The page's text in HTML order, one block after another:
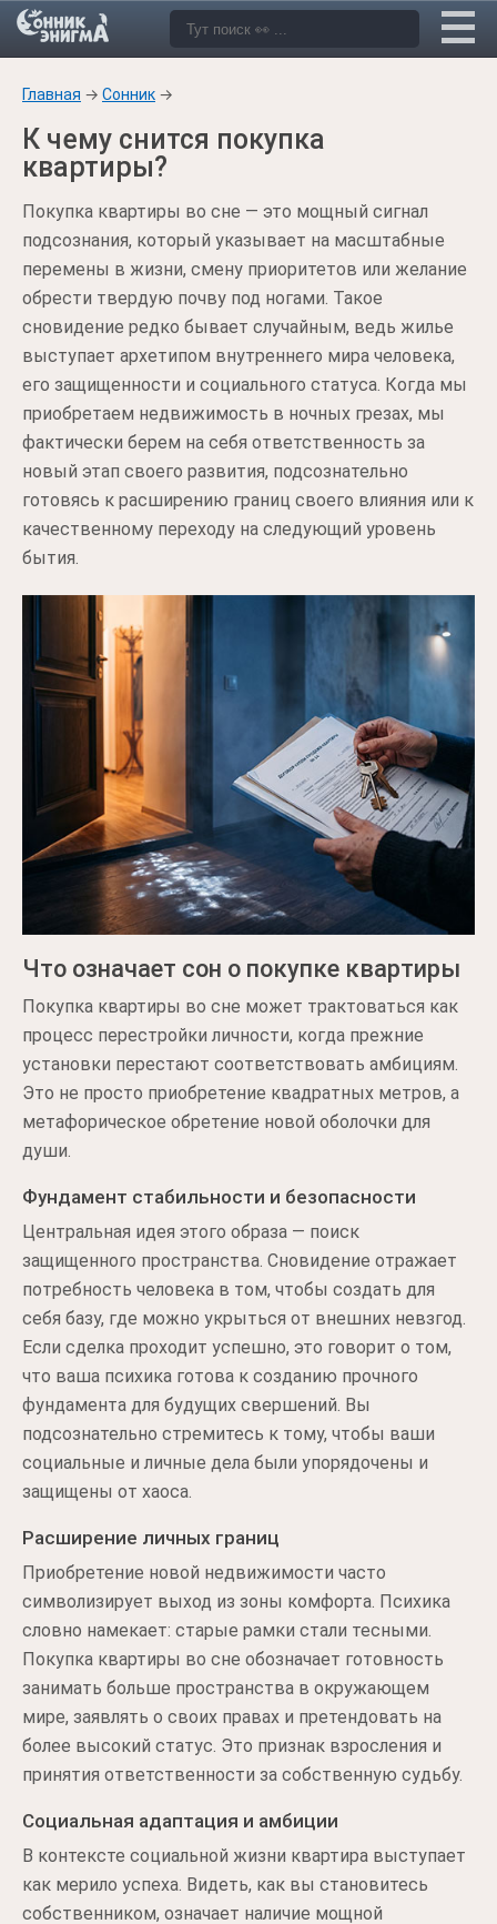
Главная → Сонник →
К чему снится покупка
квартиры?
Покупка квартиры во сне — это мощный сигнал
подсознания, который указывает на масштабные
перемены в жизни, смену приоритетов или желание
обрести твердую почву под ногами. Такое
сновидение редко бывает случайным, ведь жилье
выступает архетипом внутреннего мира человека,
его защищенности и социального статуса. Когда мы
приобретаем недвижимость в ночных грезах, мы
фактически берем на себя ответственность за
новый этап своего развития, подсознательно
готовясь к расширению границ своего влияния или к
качественному переходу на следующий уровень
бытия.
Что означает сон о покупке квартиры
Покупка квартиры во сне может трактоваться как
процесс перестройки личности, когда прежние
установки перестают соответствовать амбициям.
Это не просто приобретение квадратных метров, а
метафорическое обретение новой оболочки для
души.
Фундамент стабильности и безопасности
Центральная идея этого образа — поиск
защищенного пространства. Сновидение отражает
потребность человека в том, чтобы создать для
себя базу, где можно укрыться от внешних невзгод.
Если сделка проходит успешно, это говорит о том,
что ваша психика готова к созданию прочного
фундамента для будущих свершений. Вы
подсознательно стремитесь к тому, чтобы ваши
социальные и личные дела были упорядочены и
защищены от хаоса.
Расширение личных границ
Приобретение новой недвижимости часто
символизирует выход из зоны комфорта. Психика
словно намекает: старые рамки стали тесными.
Покупка квартиры во сне обозначает готовность
занимать больше пространства в окружающем
мире, заявлять о своих правах и претендовать на
более высокий статус. Это признак взросления и
принятия ответственности за собственную судьбу.
Социальная адаптация и амбиции
В контексте социальной жизни квартира выступает
как мерило успеха. Видеть, как вы становитесь
собственником, означает наличие мощной